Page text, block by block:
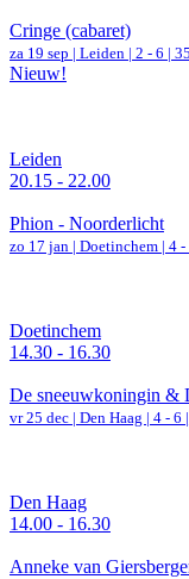
Cringe (cabaret)
za 19 sep | Leiden | 2 - 6 |
Nieuw!
Leiden
20.15 - 22.00
Phion - Noorderlicht
zo 17 jan | Doetinchem | 4 -
Doetinchem
14.30 - 16.30
De sneeuwkoningin &
vr 25 dec | Den Haag | 4 - 6
Den Haag
14.00 - 16.30
Anneke van